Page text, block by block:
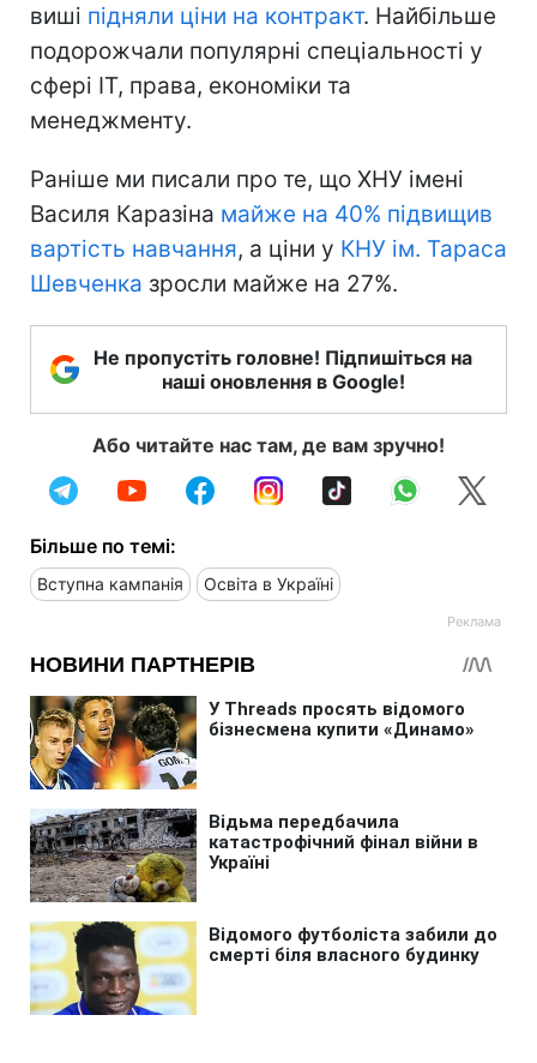
виші підняли ціни на контракт. Найбільше
подорожчали популярні спеціальності у
сфері ІТ, права, економіки та
менеджменту.
Раніше ми писали про те, що ХНУ імені
Василя Каразіна майже на 40% підвищив
вартість навчання, а ціни у КНУ ім. Тараса
Шевченка зросли майже на 27%.
Не пропустіть головне! Підпишіться на
наші оновлення в Google!
Або читайте нас там, де вам зручно!
Більше по темі:
Вступна кампанія Освіта в Україні